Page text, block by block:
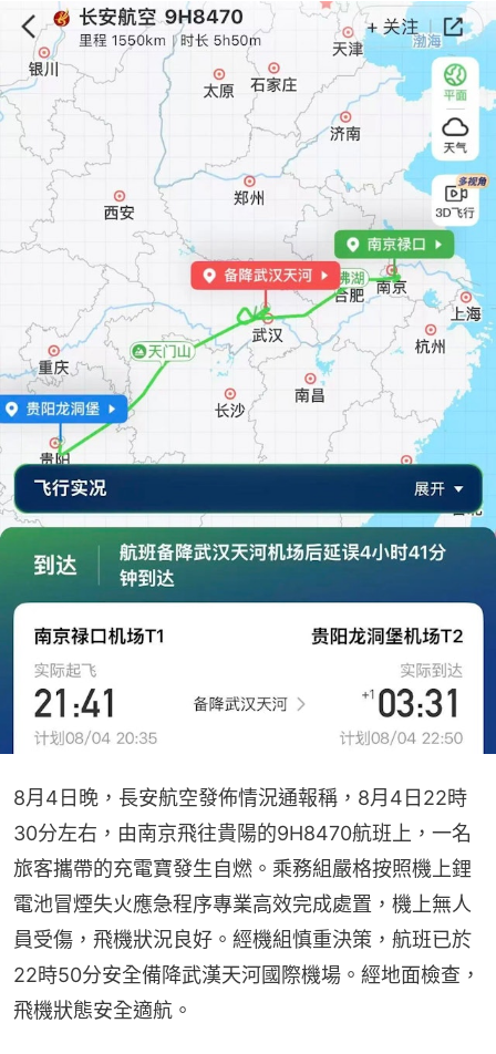
8月4日晚，長安航空發佈情況通報稱，8月4日22時
30分左右，由南京飛往貴陽的9H8470航班上，一名
旅客攜帶的充電寶發生自燃。乘務組嚴格按照機上鋰
電池冒煙失火應急程序專業高效完成處置，機上無人
員受傷，飛機狀況良好。經機組慎重決策，航班已於
22時50分安全備降武漢天河國際機場。經地面檢查，
飛機狀態安全適航。